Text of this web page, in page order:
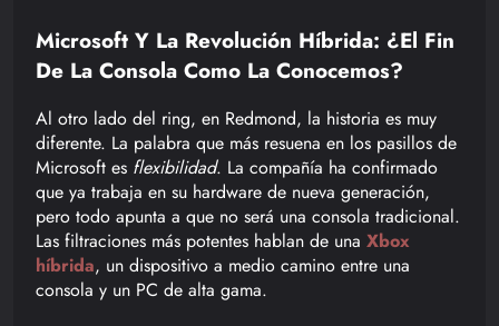
Microsoft Y La Revolución Híbrida: ¿El Fin
De La Consola Como La Conocemos?
Al otro lado del ring, en Redmond, la historia es muy
diferente. La palabra que más resuena en los pasillos de
Microsoft es flexibilidad. La compañía ha confirmado
que ya trabaja en su hardware de nueva generación,
pero todo apunta a que no será una consola tradicional.
Las filtraciones más potentes hablan de una Xbox
híbrida, un dispositivo a medio camino entre una
consola y un PC de alta gama.